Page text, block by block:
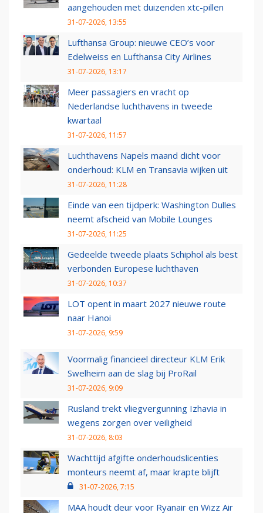
aangehouden met duizenden xtc-pillen
31-07-2026, 13:55
Lufthansa Group: nieuwe CEO’s voor
Edelweiss en Lufthansa City Airlines
31-07-2026, 13:17
Meer passagiers en vracht op
Nederlandse luchthavens in tweede
kwartaal
31-07-2026, 11:57
Luchthavens Napels maand dicht voor
onderhoud: KLM en Transavia wijken uit
31-07-2026, 11:28
Einde van een tijdperk: Washington Dulles
neemt afscheid van Mobile Lounges
31-07-2026, 11:25
Gedeelde tweede plaats Schiphol als best
verbonden Europese luchthaven
31-07-2026, 10:37
LOT opent in maart 2027 nieuwe route
naar Hanoi
31-07-2026, 9:59
Voormalig financieel directeur KLM Erik
Swelheim aan de slag bij ProRail
31-07-2026, 9:09
Rusland trekt vliegvergunning Izhavia in
wegens zorgen over veiligheid
31-07-2026, 8:03
Wachttijd afgifte onderhoudslicenties
monteurs neemt af, maar krapte blijft
31-07-2026, 7:15
MAA houdt deur voor Ryanair en Wizz Air